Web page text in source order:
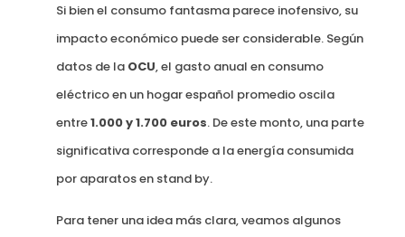
Si bien el consumo fantasma parece inofensivo, su
impacto económico puede ser considerable. Según
datos de la OCU, el gasto anual en consumo
eléctrico en un hogar español promedio oscila
entre1.000 y 1.700 euros. De este monto, una parte
significativa corresponde a la energía consumida
por aparatos en stand by.
Para tener una idea más clara, veamos algunos